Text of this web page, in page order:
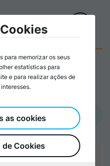
à Integração Social e Comunitária
para memorizar os seus
estatísticas para
e para realizar ações de
de Cookies
as cookies